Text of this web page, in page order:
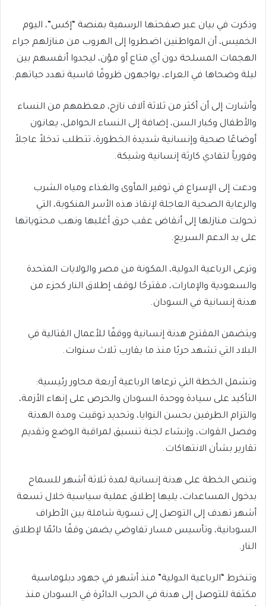
وذكرت في بيان عبر صفحتها الرسمية بمنصة “إكس”، اليوم
الخميس، أن المواطنين اضطروا إلى الهروب من منازلهم جراء
الهجمات المسلحة دون أي متاع أو مؤن، ليجدوا أنفسهم بين
ليلة وضحاها في العراء، يواجهون ظروفًا قاسية تهدد حياتهم.
وأشارت إلى أن أكثر من ثلاثة آلاف نازح، معظمهم من النساء
والأطفال وكبار السن، إضافة إلى النساء الحوامل، يعانون
أوضاعًا صحية وإنسانية شديدة الخطورة، تتطلب تدخلاً عاجلاً
وفورياً لتفادي كارثة إنسانية وشيكة.
ودعت إلى الإسراع في توفير المأوى والغذاء ومياه الشرب
والرعاية الصحية العاجلة لإنقاذ هذه الأسر المنكوبة، التي
تحولت منازلها إلى أنقاض عقب حرق أغلبها ونهب محتوياتها
على يد الدعم السريع.
وترعى الرباعية الدولية، المكونة من مصر والولايات المتحدة
والسعودية والإمارات، مقترحًا لوقف إطلاق النار كجزء من
هدنة إنسانية في السودان.
ويتضمن المقترح هدنة إنسانية ووقفًا للأعمال القتالية في
البلاد التي تشهد حربًا منذ ما يقارب ثلاث سنوات.
وتشمل الخطة التي ترعاها الرباعية أربعة محاور رئيسية:
التأكيد على سيادة ووحدة السودان والحرص على إنهاء الأزمة،
والتزام الطرفين بحسن النوايا، وتحديد توقيت ومدة الهدنة
وفصل القوات، وإنشاء لجنة تنسيق لمراقبة الوضع وتقديم
تقارير بشأن الانتهاكات.
وتنص الخطة على هدنة إنسانية لمدة ثلاثة أشهر للسماح
بدخول المساعدات، يليها إطلاق عملية سياسية خلال تسعة
أشهر تهدف إلى التوصل إلى تسوية شاملة بين الأطراف
السودانية، وتأسيس مسار تفاوضي يضمن وقفًا دائمًا لإطلاق
النار.
وتنخرط “الرباعية الدولية” منذ أشهر في جهود دبلوماسية
مكثفة للتوصل إلى هدنة في الحرب الدائرة في السودان منذ